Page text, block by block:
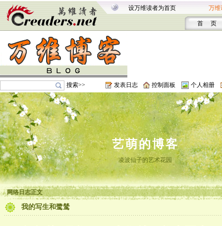
设万维读者为首页 万维
首 页
搜索>> 发表日志 控制面板 个人相册
艺萌的博客
凌波仙子的艺术花园
网络日志正文
我的写生和鹭鸶